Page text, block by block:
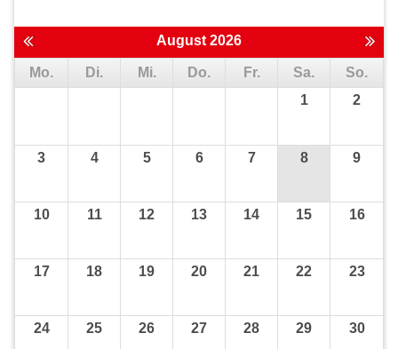
August 2026
Mo. Di. Mi. Do. Fr. Sa.
So.
1
2
3 4 5 6 7 8 9
10 11 12 13 14 15 16
17 18 19 20 21 22 23
24 25 26 27 28 29 30